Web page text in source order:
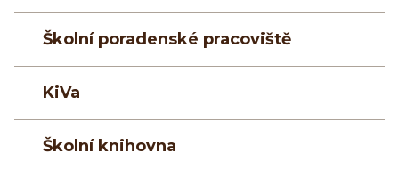
Školní poradenské pracoviště
KiVa
Školní knihovna